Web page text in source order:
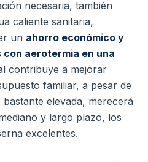
necesaria, también
caliente sanitaria,
un ahorro económico y
aerotermia en una
contribuye a mejorar
familiar, a pesar de
elevada, merecerá
y largo plazo, los
excelentes.